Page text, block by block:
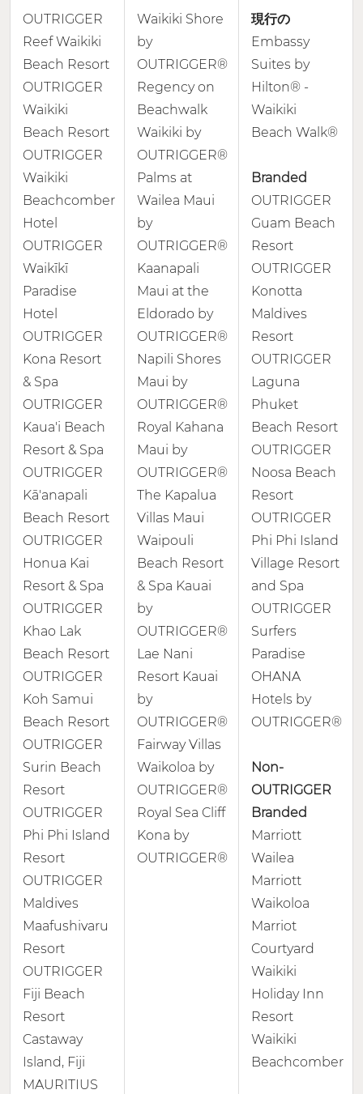
OUTRIGGER
Reef Waikiki
Beach Resort
OUTRIGGER
Waikiki
Beach Resort
OUTRIGGER
Waikiki
Beachcomber
Hotel
OUTRIGGER
Waikīkī
Paradise
Hotel
OUTRIGGER
Kona Resort
& Spa
OUTRIGGER
Kaua'i Beach
Resort & Spa
OUTRIGGER
Kā'anapali
Beach Resort
OUTRIGGER
Honua Kai
Resort & Spa
OUTRIGGER
Khao Lak
Beach Resort
OUTRIGGER
Koh Samui
Beach Resort
OUTRIGGER
Surin Beach
Resort
OUTRIGGER
Phi Phi Island
Resort
OUTRIGGER
Maldives
Maafushivaru
Resort
OUTRIGGER
Fiji Beach
Resort
Castaway
Island, Fiji
MAURITIUS
Waikiki Shore
by
OUTRIGGER®
Regency on
Beachwalk
Waikiki by
OUTRIGGER®
Palms at
Wailea Maui
by
OUTRIGGER®
Kaanapali
Maui at the
Eldorado by
OUTRIGGER®
Napili Shores
Maui by
OUTRIGGER®
Royal Kahana
Maui by
OUTRIGGER®
The Kapalua
Villas Maui
Waipouli
Beach Resort
& Spa Kauai
by
OUTRIGGER®
Lae Nani
Resort Kauai
by
OUTRIGGER®
Fairway Villas
Waikoloa by
OUTRIGGER®
Royal Sea Cliff
Kona by
OUTRIGGER®
現行の
Embassy
Suites by
Hilton® -
Waikiki
Beach Walk®
Branded
OUTRIGGER
Guam Beach
Resort
OUTRIGGER
Konotta
Maldives
Resort
OUTRIGGER
Laguna
Phuket
Beach Resort
OUTRIGGER
Noosa Beach
Resort
OUTRIGGER
Phi Phi Island
Village Resort
and Spa
OUTRIGGER
Surfers
Paradise
OHANA
Hotels by
OUTRIGGER®
Non-
OUTRIGGER
Branded
Marriott
Wailea
Marriott
Waikoloa
Marriot
Courtyard
Waikiki
Holiday Inn
Resort
Waikiki
Beachcomber